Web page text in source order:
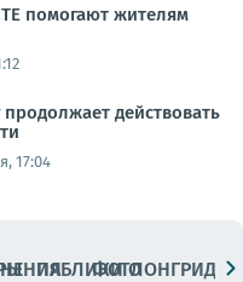
помогают жителям
действовать
17:04
ПАБЛИКИ
ФОТОЛОНГРИДЫ